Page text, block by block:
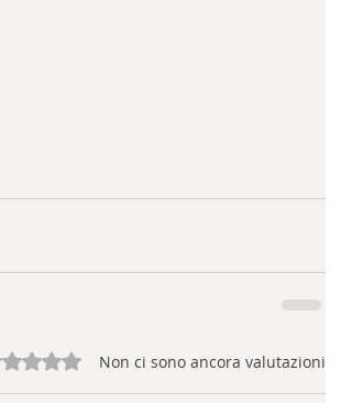
0 stelle su 5.Non ci sono ancora valutazioni